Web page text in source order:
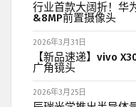
行业首款大阔折！华
&8MP前置摄像头
2026年3月31日
【新品速递】vivo
广角镜头
2026年3月25日